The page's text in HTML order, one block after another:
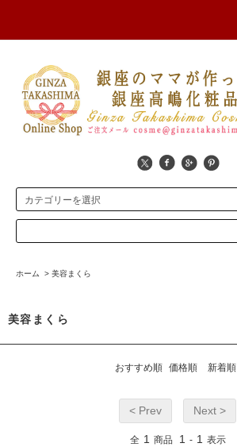
ホーム > 美容まくら
美容まくら
おすすめ順 価格順 新着順
< Prev Next >
全 1 商品 1 - 1 表示